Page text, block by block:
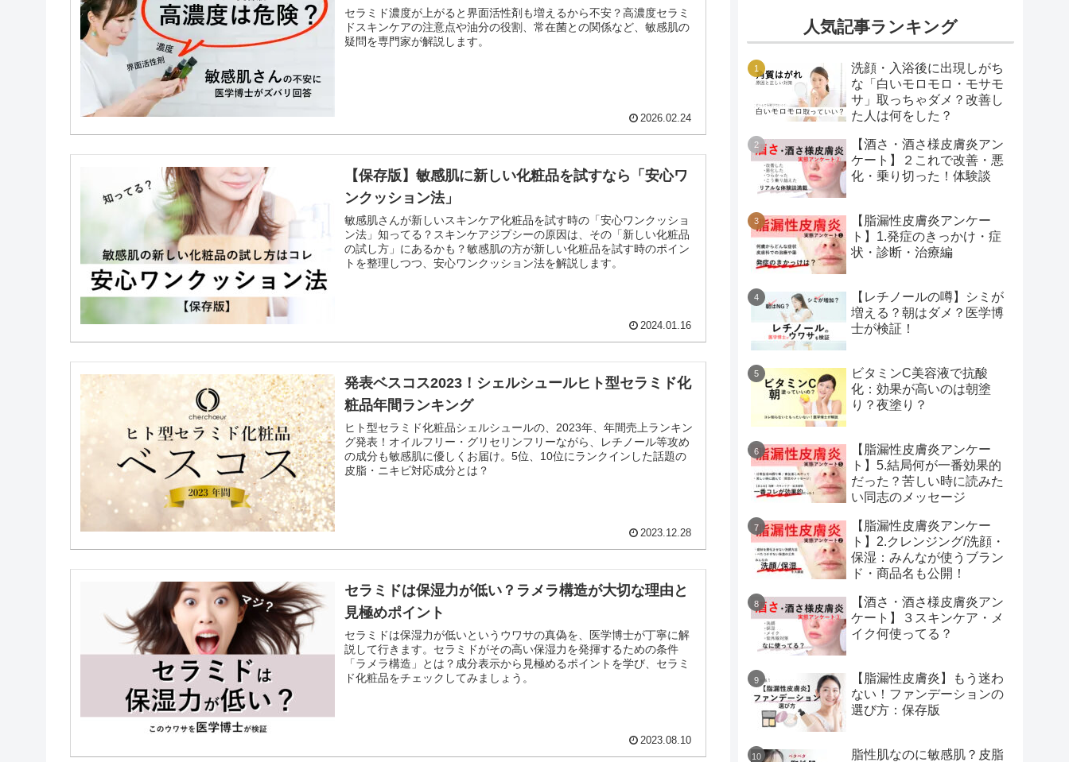
セラミド濃度が上がると界面活性剤も増えるから不安？高濃度セラミ
ドスキンケアの注意点や油分の役割、常在菌との関係など、敏感肌の
疑問を専門家が解説します。
2026.02.24
【保存版】敏感肌に新しい化粧品を試すなら「安心ワ
ンクッション法」
敏感肌さんが新しいスキンケア化粧品を試す時の「安心ワンクッショ
ン法」知ってる？スキンケアジプシーの原因は、その「新しい化粧品
の試し方」にあるかも？敏感肌の方が新しい化粧品を試す時のポイン
トを整理しつつ、安心ワンクッション法を解説します。
2024.01.16
発表ベスコス2023！シェルシュールヒト型セラミド化
粧品年間ランキング
ヒト型セラミド化粧品シェルシュールの、2023年、年間売上ランキン
グ発表！オイルフリー・グリセリンフリーながら、レチノール等攻め
の成分も敏感肌に優しくお届け。5位、10位にランクインした話題の
皮脂・ニキビ対応成分とは？
2023.12.28
セラミドは保湿力が低い？ラメラ構造が大切な理由と
見極めポイント
セラミドは保湿力が低いというウワサの真偽を、医学博士が丁寧に解
説して行きます。セラミドがその高い保湿力を発揮するための条件
「ラメラ構造」とは？成分表示から見極めるポイントを学び、セラミ
ド化粧品をチェックしてみましょう。
2023.08.10
人気記事ランキング
洗顔・入浴後に出現しがち
な「白いモロモロ・モサモ
サ」取っちゃダメ？改善し
た人は何をした？
【酒さ・酒さ様皮膚炎アン
ケート】２これで改善・悪
化・乗り切った！体験談
【脂漏性皮膚炎アンケー
ト】1.発症のきっかけ・症
状・診断・治療編
【レチノールの噂】シミが
増える？朝はダメ？医学博
士が検証！
ビタミンC美容液で抗酸
化：効果が高いのは朝塗
り？夜塗り？
【脂漏性皮膚炎アンケー
ト】5.結局何が一番効果的
だった？苦しい時に読みた
い同志のメッセージ
【脂漏性皮膚炎アンケー
ト】2.クレンジング/洗顔・
保湿：みんなが使うブラン
ド・商品名も公開！
【酒さ・酒さ様皮膚炎アン
ケート】３スキンケア・メ
イク何使ってる？
【脂漏性皮膚炎】もう迷わ
ない！ファンデーションの
選び方：保存版
脂性肌なのに敏感肌？皮脂